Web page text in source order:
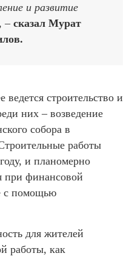
и развитие
– сказал Мурат
строительство и
них – возведение
собора в
работы
и планомерно
при финансовой
с помощью
для жителей
работы, как